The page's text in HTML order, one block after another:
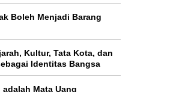
Boleh Menjadi Barang
Kultur, Tata Kota, dan
Identitas Bangsa
adalah Mata Uang